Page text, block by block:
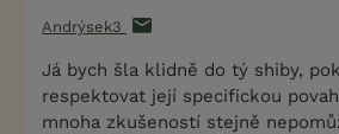
Andrýsek3
Já bych šla klidně do tý shiby,
respektovat její specifickou
mnoha zkušeností stejně